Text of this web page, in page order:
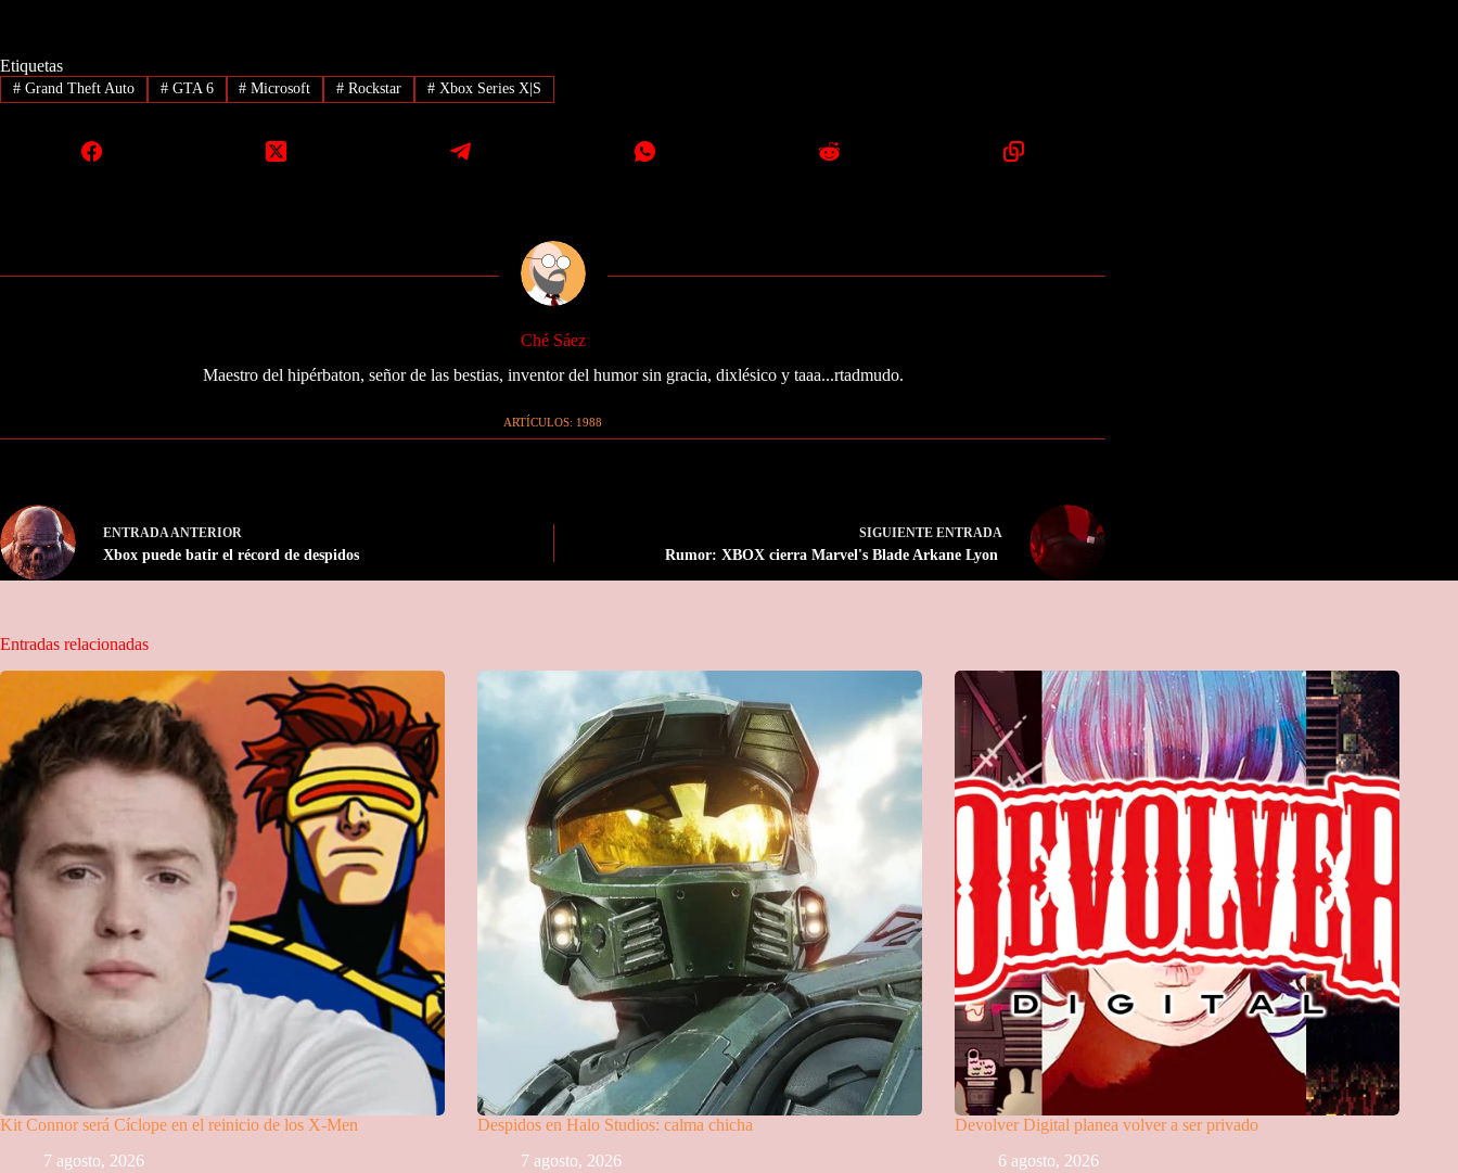
Etiquetas
#Grand Theft Auto #GTA 6 # Microsoft # Rockstar # Xbox Series X|S
Ché Sáez
Maestro del hipérbaton, señor de las bestias, inventor del humor sin gracia, dixlésico y taaa...rtadmudo.
ARTÍCULOS: 1988
ENTRADAANTERIOR
Xbox puede batir el récord de despidos
SIGUIENTEENTRADA
Rumor: XBOX cierra Marvel's Blade Arkane Lyon
Entradas relacionadas
Kit Connor será Cíclope en el reinicio de los X-Men
7 agosto, 2026
Despidos en Halo Studios: calma chicha
7 agosto, 2026
Devolver Digital planea volver a ser privado
6 agosto, 2026